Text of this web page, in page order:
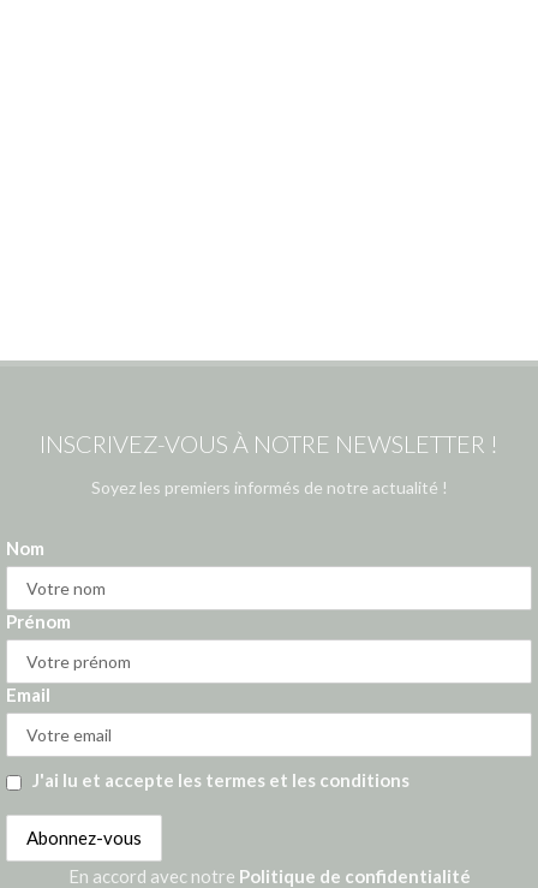
INSCRIVEZ-VOUS À NOTRE NEWSLETTER !
Soyez les premiers informés de notre actualité !
Nom
Prénom
Email
J'ai lu et accepte les termes et les conditions
En accord avec notre Politique de confidentialité